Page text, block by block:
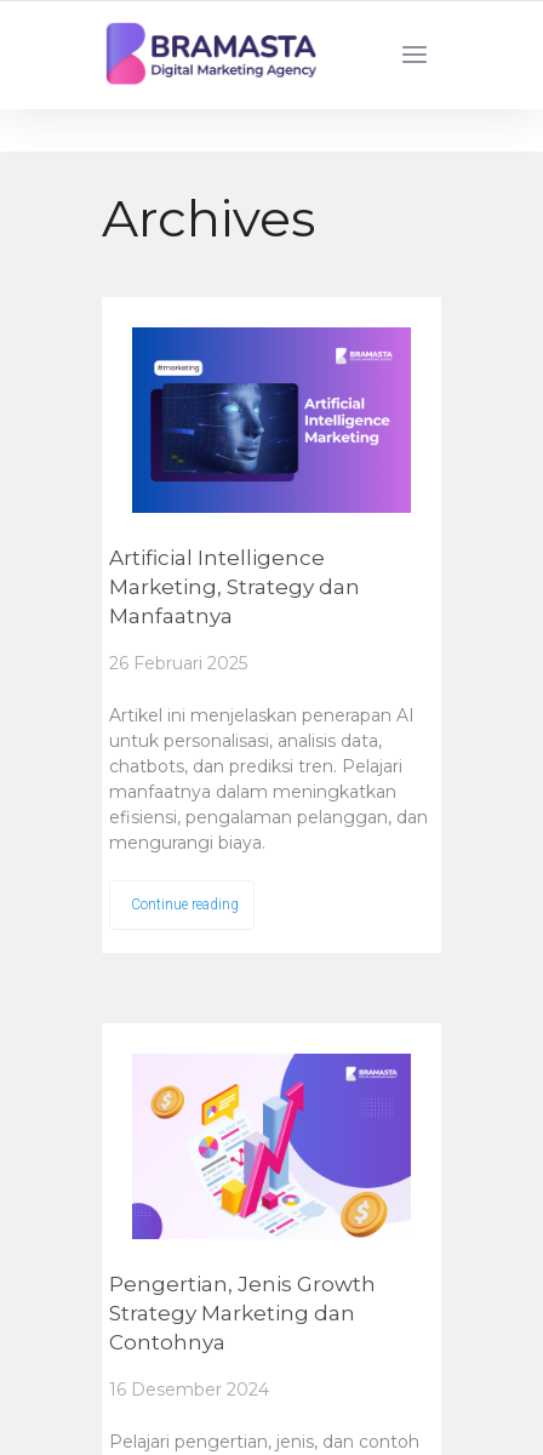
DIGITAL MARKETING AGENCY INDONESIA
Archives
Artificial Intelligence
Marketing, Strategy dan
Manfaatnya
26 Februari 2025
Artikel ini menjelaskan penerapan AI
untuk personalisasi, analisis data,
chatbots, dan prediksi tren. Pelajari
manfaatnya dalam meningkatkan
efisiensi, pengalaman pelanggan, dan
mengurangi biaya.
Continue reading
Pengertian, Jenis Growth
Strategy Marketing dan
Contohnya
16 Desember 2024
Pelajari pengertian, jenis, dan contoh